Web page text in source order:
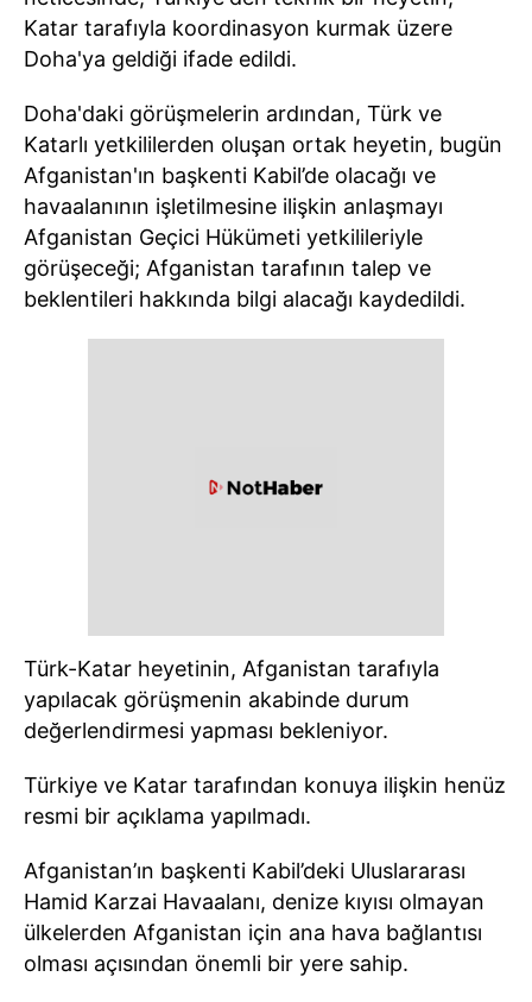
Katar tarafıyla koordinasyon kurmak üzere
Doha'ya geldiği ifade edildi.
Doha'daki görüşmelerin ardından, Türk ve
Katarlı yetkililerden oluşan ortak heyetin, bugün
Afganistan'ın başkenti Kabil’de olacağı ve
havaalanının işletilmesine ilişkin anlaşmayı
Afganistan Geçici Hükümeti yetkilileriyle
görüşeceği; Afganistan tarafının talep ve
beklentileri hakkında bilgi alacağı kaydedildi.
Türk-Katar heyetinin, Afganistan tarafıyla
yapılacak görüşmenin akabinde durum
değerlendirmesi yapması bekleniyor.
Türkiye ve Katar tarafından konuya ilişkin henüz
resmi bir açıklama yapılmadı.
Afganistan’ın başkenti Kabil’deki Uluslararası
Hamid Karzai Havaalanı, denize kıyısı olmayan
ülkelerden Afganistan için ana hava bağlantısı
olması açısından önemli bir yere sahip.